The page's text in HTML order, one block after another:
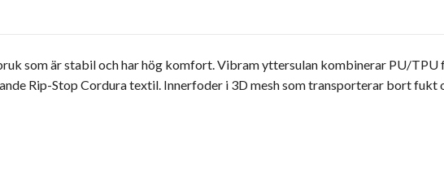
som är stabil och har hög komfort. Vibram yttersulan kombinerar PU/TPU
Rip-Stop Cordura textil. Innerfoder i 3D mesh som transporterar bort